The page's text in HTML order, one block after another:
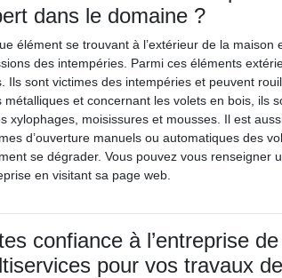
dans le domaine ?
élément se trouvant à l’extérieur de la maison
des intempéries. Parmi ces éléments
Ils sont victimes des intempéries et peuvent
métalliques et concernant les volets en bois, ils
xylophages, moisissures et mousses. Il est
d’ouverture manuels ou automatiques des
se dégrader. Vous pouvez vous renseigner
en visitant sa page web.
confiance à l’entreprise
pour vos travaux